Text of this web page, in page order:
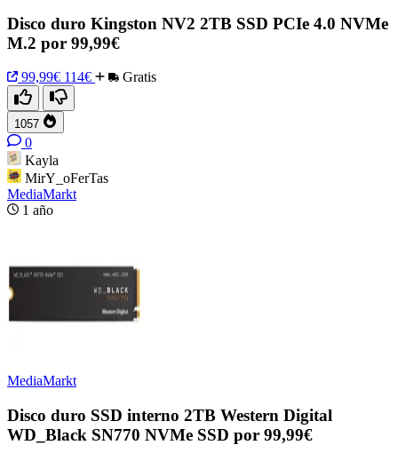
Disco duro Kingston NV2 2TB SSD PCIe 4.0 NVMe
M.2 por 99,99€
99,99€ 114€ Gratis
1057
0
Kayla
MirY_oFerTas
MediaMarkt
1 año
MediaMarkt
Disco duro SSD interno 2TB Western Digital
WD_Black SN770 NVMe SSD por 99,99€